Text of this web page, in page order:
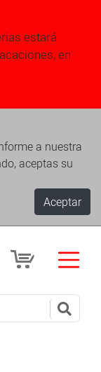
estará
en
a nuestra
aceptas su
Aceptar